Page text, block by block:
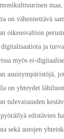
on vähennettävä
oikeusvaltion
digitalisaatiota ja
myös ei-
asuinympäristöjä,
on yhteydet
tulevaisuuden
edistävien
sekä autojen